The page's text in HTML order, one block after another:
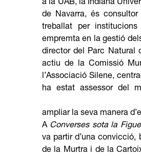
a la UAB, la Indiana
de Navarra, és
treballat per
empremta en la gestió
director del Parc Natural
actiu de la Comissió
l’Associació Silene,
ha estat assessor del
ampliar la seva manera
A Converses sota la
va partir d’una convicció,
de la Murtra i de la